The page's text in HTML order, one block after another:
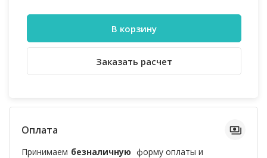
В корзину
Заказать расчет
Оплата
Принимаем безналичную форму оплаты и